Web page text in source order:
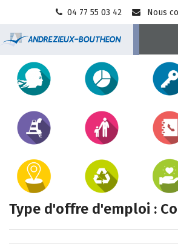
04 77 55 03 42 Nous
Ville
Accès
direct
Type d'offre d'emploi :